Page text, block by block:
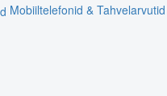
Mobiiltelefonid & Tahvelarvutid